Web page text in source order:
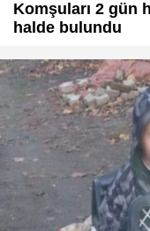
Komşuları 2 gün
halde bulundu